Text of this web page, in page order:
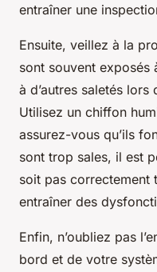
entraîner une
Ensuite, veillez à la
sont souvent exposés
à d’autres saletés
Utilisez un chiffon
assurez-vous qu’ils
sont trop sales, il est
soit pas correctement
entraîner des
Enfin, n’oubliez pas
bord et de votre